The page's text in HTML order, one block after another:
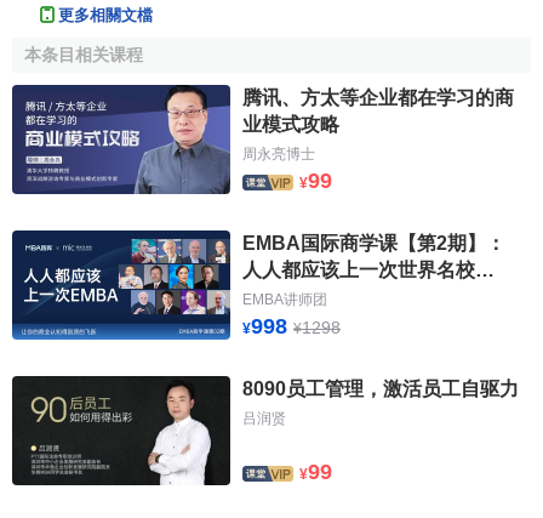
價值共同創造的局限（缺點）
市場、行業、公司、系統以及人員的變革並沒有理論
設想得那麼快， 在世界範圍內實現普遍的價值共同創
造還有很長的路要走。
合作往往比競爭困難得多。
價值共同創造的理念對管理者的諸多行為習慣也提出
了挑戰。 將公司內的人員思維習慣導向外部的顧客思
維習慣，絕非易事。
以公司“所有”為基礎的 會計規則也遭到挑戰， 但是，會
更多相關文檔
本条目相关课程
腾讯、方太等企业都在学习的商
业模式攻略
周永亮博士
¥99
EMBA国际商学课【第2期】：
人人都应该上一次世界名校
EMBA
EMBA讲师团
¥998 ¥1298
8090员工管理，激活员工自驱力
吕润贤
¥99